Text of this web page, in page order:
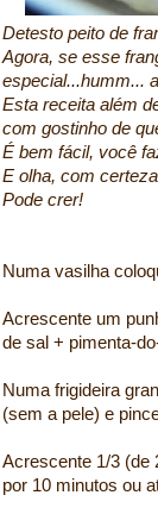
Detesto peito de
Agora, se esse
especial...humm...
Esta receita além
com gostinho de
É bem fácil, você
E olha, com
Pode crer!
Numa vasilha
Acrescente um
de sal + pimenta-
Numa frigideira
(sem a pele) e
Acrescente 1/3 (de
por 10 minutos ou